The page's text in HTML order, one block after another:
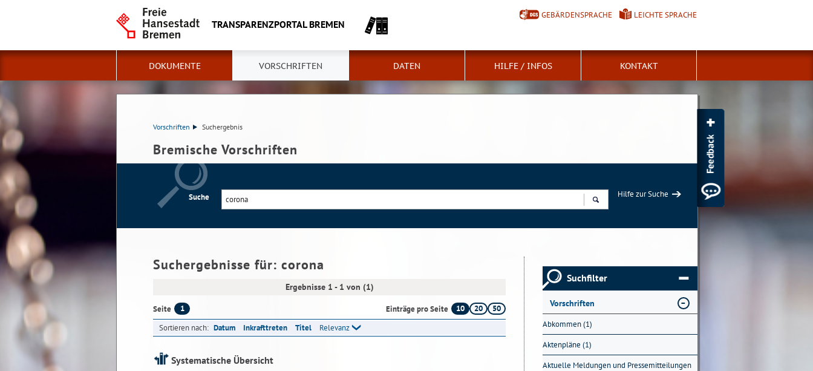
TRANSPARENZPORTAL BREMEN
GEBÄRDENSPRACHE LEICHTE SPRACHE
DOKUMENTE VORSCHRIFTEN DATEN HILFE / INFOS KONTAKT
Vorschriften Suchergebnis
Bremische Vorschriften
Suche
Hilfe zur Suche
Suchergebnisse für: corona
Ergebnisse 1 - 1 von (1)
Seite 1 Einträge pro Seite 10 20
50
Sortieren nach: Datum Inkrafttreten Titel Relevanz
Systematische Übersicht
Suchfilter
Vorschriften
Abkommen (1)
Aktenpläne (1)
Aktuelle Meldungen und Pressemitteilungen